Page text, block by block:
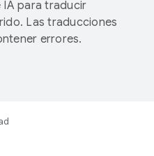
para traducir
Las traducciones
errores.